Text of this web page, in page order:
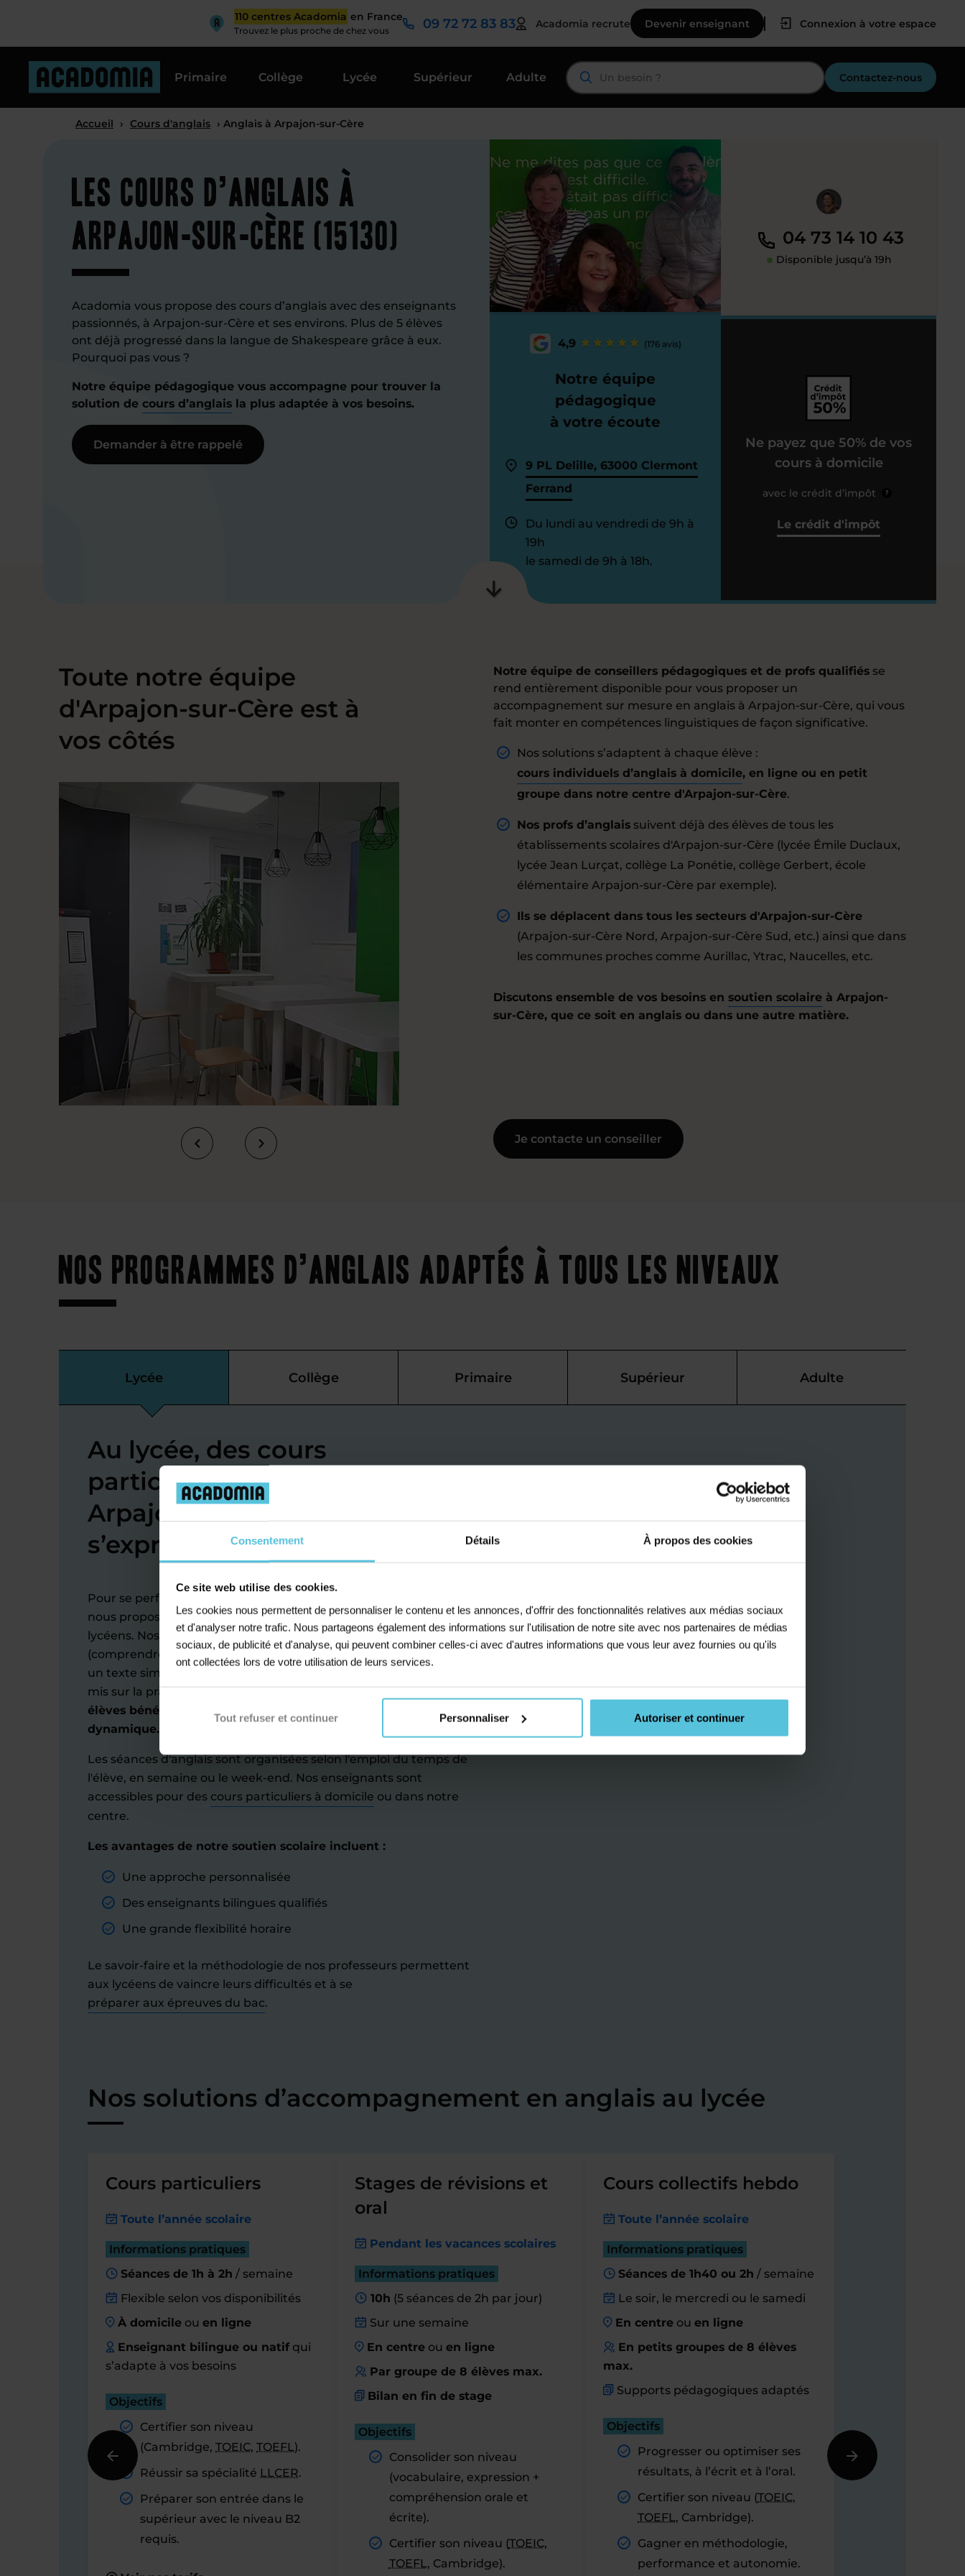
Consentement Détails À propos des cookies
Ce site web utilise des cookies.
Les cookies nous permettent de personnaliser le contenu et les annonces, d'offrir des fonctionnalités relatives aux médias sociaux
et d'analyser notre trafic. Nous partageons également des informations sur l'utilisation de notre site avec nos partenaires de médias
sociaux, de publicité et d'analyse, qui peuvent combiner celles-ci avec d'autres informations que vous leur avez fournies ou qu'ils
ont collectées lors de votre utilisation de leurs services.
Tout refuser et continuer Personnaliser Autoriser et continuer
110 centres Acadomia en France
Trouvez le plus proche de chez vous 09 72 72 83 83 Acadomia recrute Devenir enseignant Connexion à votre espace
Primaire Collège Lycée Supérieur Adulte Contactez-nous
Accueil › Cours d'anglais › Anglais à Arpajon-sur-Cère
Les cours d’anglais à
Arpajon-sur-Cère (15130)
Acadomia vous propose des cours d’anglais avec des enseignants
passionnés, à Arpajon-sur-Cère et ses environs. Plus de 5 élèves
ont déjà progressé dans la langue de Shakespeare grâce à eux.
Pourquoi pas vous ?
Notre équipe pédagogique vous accompagne pour trouver la
solution de cours d’anglais la plus adaptée à vos besoins.
Demander à être rappelé
4,9 (176 avis)
Notre équipe
pédagogique
à votre écoute
9 PL Delille, 63000 Clermont
Ferrand
Du lundi au vendredi de 9h à
19h
le samedi de 9h à 18h.
04 73 14 10 43
Disponible jusqu’à 19h
Ne payez que 50% de vos
cours à domicile
avec le crédit d’impôt ?
Le crédit d'impôt
Toute notre équipe
d'Arpajon-sur-Cère est à
vos côtés
Notre équipe de conseillers pédagogiques et de profs qualifiés se
rend entièrement disponible pour vous proposer un
accompagnement sur mesure en anglais à Arpajon-sur-Cère, qui vous
fait monter en compétences linguistiques de façon significative.
Nos solutions s’adaptent à chaque élève :
cours individuels d’anglais à domicile, en ligne ou en petit
groupe dans notre centre d'Arpajon-sur-Cère.
Nos profs d’anglais suivent déjà des élèves de tous les
établissements scolaires d'Arpajon-sur-Cère (lycée Émile Duclaux,
lycée Jean Lurçat, collège La Ponétie, collège Gerbert, école
élémentaire Arpajon-sur-Cère par exemple).
Ils se déplacent dans tous les secteurs d'Arpajon-sur-Cère
(Arpajon-sur-Cère Nord, Arpajon-sur-Cère Sud, etc.) ainsi que dans
les communes proches comme Aurillac, Ytrac, Naucelles, etc.
Discutons ensemble de vos besoins en soutien scolaire à Arpajon-
sur-Cère, que ce soit en anglais ou dans une autre matière.
Je contacte un conseiller
Nos programmes d’anglais adaptés à tous les niveaux
Lycée Collège Primaire Supérieur Adulte
Au lycée, des cours
particuliers d’anglais à
Arpajon-sur-Cère pour mieux
s’exprimer
Pour se perfectionner en anglais au lycée à Arpajon-sur-Cère,
nous proposons des leçons d’anglais personnalisées pour les
lycéens. Nos cours traitent les concepts clés du programme
(comprendre des discours oraux, analyser des information dans
un texte simple et les reformuler, etc.) avec un focus particulier
mis sur la pratique.Par le biais de nos professeurs bilingues, nos
élèves bénéficient d'une approche personnalisée et
dynamique.
Les séances d'anglais sont organisées selon l'emploi du temps de
l'élève, en semaine ou le week-end. Nos enseignants sont
accessibles pour des cours particuliers à domicile ou dans notre
centre.
Les avantages de notre soutien scolaire incluent :
Une approche personnalisée
Des enseignants bilingues qualifiés
Une grande flexibilité horaire
Le savoir-faire et la méthodologie de nos professeurs permettent
aux lycéens de vaincre leurs difficultés et à se
préparer aux épreuves du bac.
Nos solutions d’accompagnement en anglais au lycée
Cours particuliers
Toute l’année scolaire
Informations pratiques
Séances de 1h à 2h / semaine
Flexible selon vos disponibilités
À domicileou en ligne
Enseignant bilingue ou natifqui
s’adapte à vos besoins
Objectifs
Certifier son niveau
(Cambridge, TOEIC, TOEFL).
Réussir sa spécialité LLCER.
Préparer son entrée dans le
supérieur avec le niveau B2
requis.
Stages de révisions et
oral
Pendant les vacances scolaires
Informations pratiques
10h (5 séances de 2h par jour)
Sur une semaine
En centreou en ligne
Par groupe de 8 élèves max.
Bilan en fin de stage
Objectifs
Consolider son niveau
(vocabulaire, expression +
compréhension orale et
écrite).
Certifier son niveau (TOEIC,
TOEFL, Cambridge).
Cours collectifs hebdo
Toute l’année scolaire
Informations pratiques
Séances de 1h40 ou 2h / semaine
Le soir, le mercredi ou le samedi
En centre ouen ligne
En petits groupes de 8 élèves
max.
Supports pédagogiques adaptés
Objectifs
Progresser ou optimiser ses
résultats, à l’écrit et à l’oral.
Certifier son niveau (TOEIC,
TOEFL, Cambridge).
Gagner en méthodologie,
performance et autonomie.